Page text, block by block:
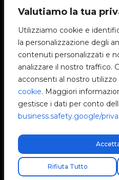
Valutiamo la tua
Utilizziamo cookie e
la personalizzazione degli
contenuti personalizzati e
analizzare il nostro traffico.
acconsenti al nostro utilizzo
cookie. Maggiori
gestisce i dati per conto
business.safety.google/
Rifiuta Tutto
V2C Community
e-Chargers
V2C Cloud
V2C Payments
Blog
Spedizione
V2C © 2026 All